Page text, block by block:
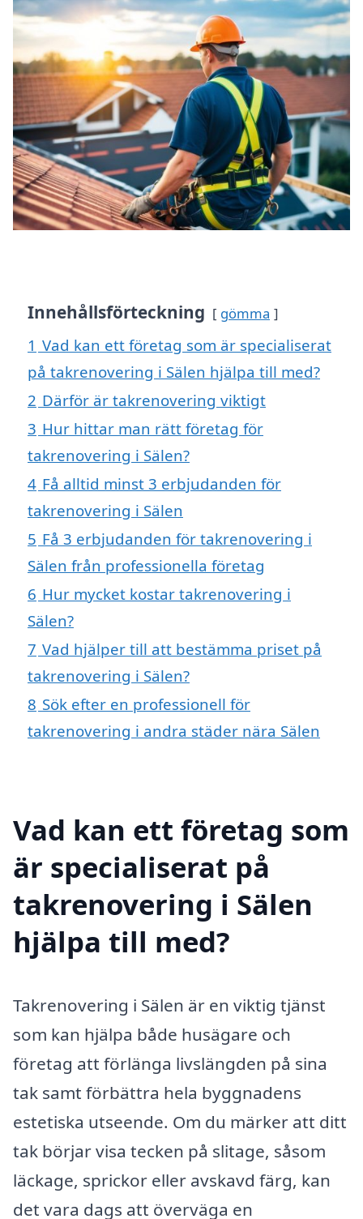
Innehållsförteckning gömma
1 Vad kan ett företag som är specialiserat
på takrenovering i Sälen hjälpa till med?
2 Därför är takrenovering viktigt
3 Hur hittar man rätt företag för
takrenovering i Sälen?
4 Få alltid minst 3 erbjudanden för
takrenovering i Sälen
5 Få 3 erbjudanden för takrenovering i
Sälen från professionella företag
6 Hur mycket kostar takrenovering i
Sälen?
7 Vad hjälper till att bestämma priset på
takrenovering i Sälen?
8 Sök efter en professionell för
takrenovering i andra städer nära Sälen
Vad kan ett företag som
är specialiserat på
takrenovering i Sälen
hjälpa till med?
Takrenovering i Sälen är en viktig tjänst
som kan hjälpa både husägare och
företag att förlänga livslängden på sina
tak samt förbättra hela byggnadens
estetiska utseende. Om du märker att ditt
tak börjar visa tecken på slitage, såsom
läckage, sprickor eller avskavd färg, kan
det vara dags att överväga en